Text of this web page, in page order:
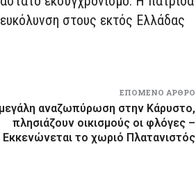
στους εκτός Ελλάδας
ΕΠΌΜΕΝΟ ΆΡΘΡΟ
αναζωπύρωση στην Κάρυστο,
πλησιάζουν οικισμούς οι φλόγες –
Εκκενώνεται το χωριό Πλατανιστός